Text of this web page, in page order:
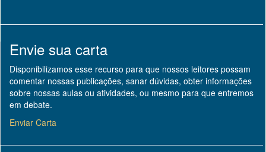
Envie sua carta
Disponibilizamos esse recurso para que nossos leitores possam
comentar nossas publicações, sanar dúvidas, obter informações
sobre nossas aulas ou atividades, ou mesmo para que entremos
em debate.
Enviar Carta